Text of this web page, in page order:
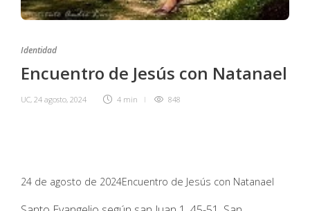
Identidad
Encuentro de Jesús con Natanael
UC, 24 agosto, 2024 4 min 848
24 de agosto de 2024Encuentro de Jesús con Natanael